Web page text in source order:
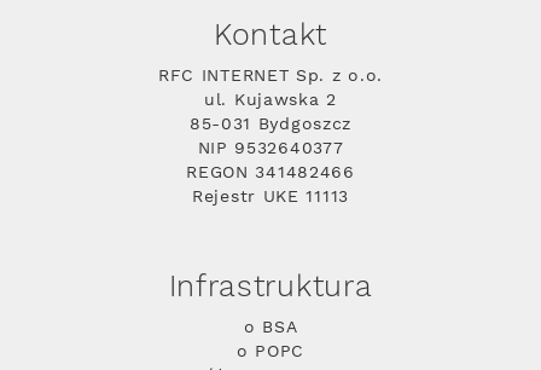
Kontakt
RFC INTERNET Sp. z o.o.
ul. Kujawska 2
85-031 Bydgoszcz
NIP 9532640377
REGON 341482466
Rejestr UKE 11113
Infrastruktura
o BSA
o POPC